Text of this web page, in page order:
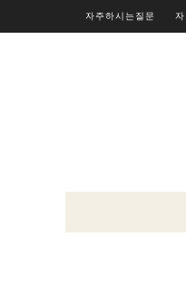
자주하시는질문